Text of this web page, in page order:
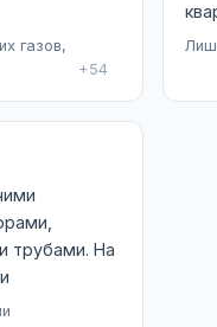
газов,
+54
трубами. На